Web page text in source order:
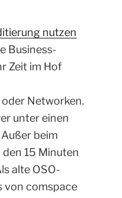
nutzen
Business-
Zeit im Hof
Networken.
unter einen
Außer beim
15 Minuten
alte OSO-
von comspace